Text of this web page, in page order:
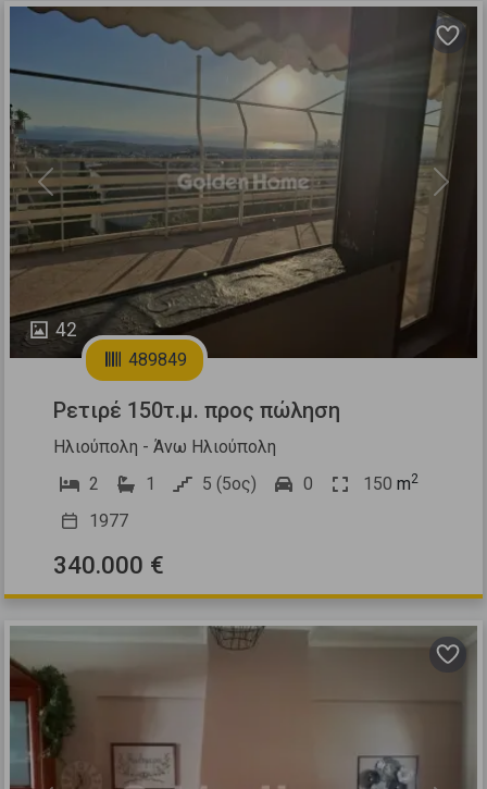
42
Previous Next
489849
Ρετιρέ 150τ.μ. προς πώληση
Ηλιούπολη - Άνω Ηλιούπολη
2
1 5 (5ος) 0 150 m2
1977
340.000 €